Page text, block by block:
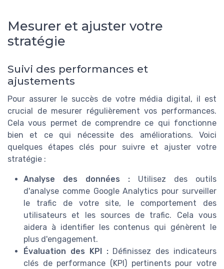
Mesurer et ajuster votre
stratégie
Suivi des performances et
ajustements
Pour assurer le succès de votre média digital, il est
crucial de mesurer régulièrement vos performances.
Cela vous permet de comprendre ce qui fonctionne
bien et ce qui nécessite des améliorations. Voici
quelques étapes clés pour suivre et ajuster votre
stratégie :
Analyse des données : Utilisez des outils
d'analyse comme Google Analytics pour surveiller
le trafic de votre site, le comportement des
utilisateurs et les sources de trafic. Cela vous
aidera à identifier les contenus qui génèrent le
plus d'engagement.
Évaluation des KPI :Définissez des indicateurs
clés de performance (KPI) pertinents pour votre